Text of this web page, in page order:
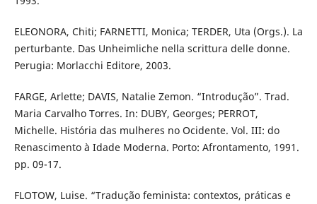
ELEONORA, Chiti; FARNETTI, Monica; TERDER, Uta (Orgs.). La
perturbante. Das Unheimliche nella scrittura delle donne.
Perugia: Morlacchi Editore, 2003.
FARGE, Arlette; DAVIS, Natalie Zemon. “Introdução”. Trad.
Maria Carvalho Torres. In: DUBY, Georges; PERROT,
Michelle. História das mulheres no Ocidente. Vol. III: do
Renascimento à Idade Moderna. Porto: Afrontamento, 1991.
pp. 09-17.
FLOTOW, Luise. “Tradução feminista: contextos, práticas e